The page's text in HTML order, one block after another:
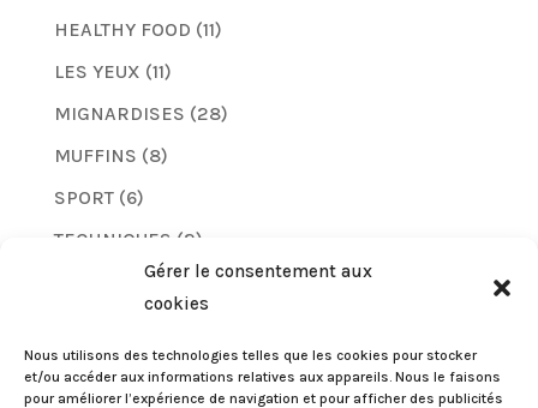
Gérer le consentement aux
cookies
Nous utilisons des technologies telles que les cookies pour stocker
et/ou accéder aux informations relatives aux appareils. Nous le faisons
pour améliorer l’expérience de navigation et pour afficher des publicités
HEALTHY FOOD (11)
LES YEUX (11)
MIGNARDISES (28)
MUFFINS (8)
SPORT(6)
TECHNIQUES (2)